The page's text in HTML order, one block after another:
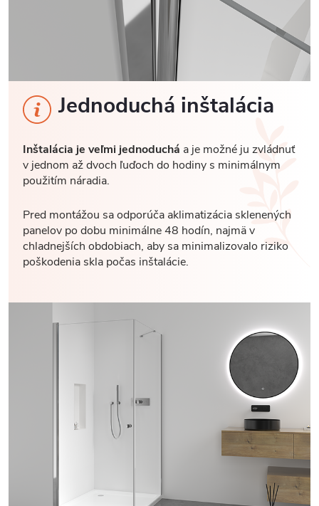
Jednoduchá inštalácia
Inštalácia je veľmi jednoduchá a je možné ju zvládnuť
v jednom až dvoch ľuďoch do hodiny s minimálnym
použitím náradia.
Pred montážou sa odporúča aklimatizácia sklenených
panelov po dobu minimálne 48 hodín, najmä v
chladnejších obdobiach, aby sa minimalizovalo riziko
poškodenia skla počas inštalácie.